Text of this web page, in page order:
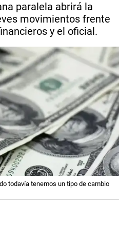
paralela abrirá la
movimientos frente
y el oficial.
todavía tenemos un tipo de cambio